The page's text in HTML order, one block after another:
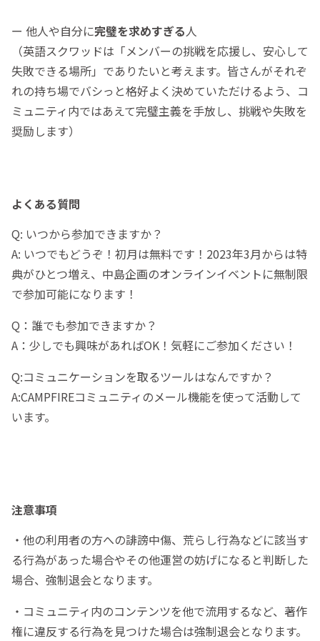
ー 他人や自分に完璧を求めすぎる人
（英語スクワッドは「メンバーの挑戦を応援し、安心して
失敗できる場所」でありたいと考えます。皆さんがそれぞ
れの持ち場でバシっと格好よく決めていただけるよう、コ
ミュニティ内ではあえて完璧主義を手放し、挑戦や失敗を
奨励します）
よくある質問
Q: いつから参加できますか？
A: いつでもどうぞ！初月は無料です！2023年3月からは特
典がひとつ増え、中島企画のオンラインイベントに無制限
で参加可能になります！
Q：誰でも参加できますか？
A：少しでも興味があればOK！気軽にご参加ください！
Q:コミュニケーションを取るツールはなんですか？
A:CAMPFIREコミュニティのメール機能を使って活動して
います。
注意事項
・他の利用者の方への誹謗中傷、荒らし行為などに該当す
る行為があった場合やその他運営の妨げになると判断した
場合、強制退会となります。
・コミュニティ内のコンテンツを他で流用するなど、著作
権に違反する行為を見つけた場合は強制退会となります。